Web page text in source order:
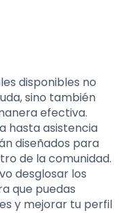
disponibles no
sino también
efectiva.
hasta asistencia
diseñados para
de la comunidad.
desglosar los
que puedas
y mejorar tu perfil